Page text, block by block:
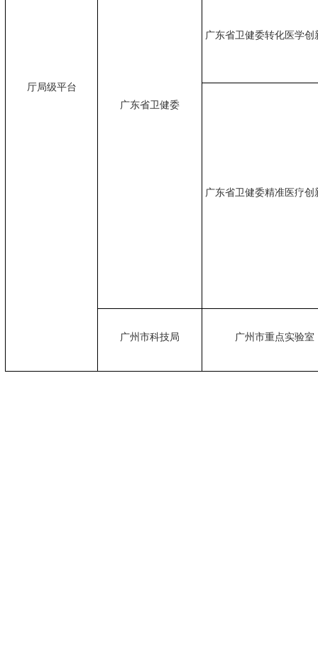
厅局级平台
广东省卫健委
广东省卫健委转化医学创
广东省卫健委精准医疗创
广州市科技局 广州市重点实验室